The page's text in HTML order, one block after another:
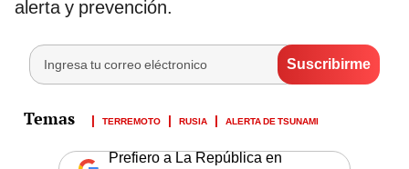
alerta y prevención.
TERREMOTO RUSIA ALERTA DE TSUNAMI
Prefiero a La República en